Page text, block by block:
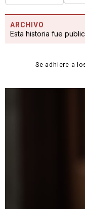
ARCHIVO
Esta historia fue
Se adhiere a